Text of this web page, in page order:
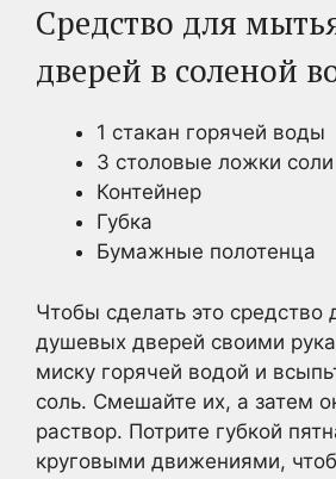
Средство для
дверей в соленой
1 стакан горячей воды
3 столовые ложки соли
Контейнер
Губка
Бумажные полотенца
Чтобы сделать это средство
душевых дверей своими
миску горячей водой и
соль. Смешайте их, а затем
раствор. Потрите губкой
круговыми движениями,